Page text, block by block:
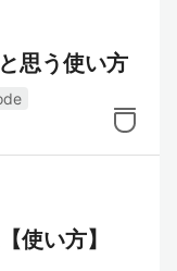
確認でき
思う使い方
使い方】